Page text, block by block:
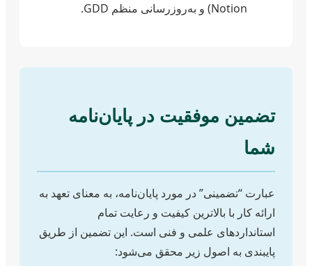
Notion) و به‌روزرسانی منظم GDD.
تضمین موفقیت در پایان‌نامه
شما
عبارت “تضمینی” در مورد پایان‌نامه، به معنای تعهد به
ارائه کار با بالاترین کیفیت و رعایت تمام
استانداردهای علمی و فنی است. این تضمین از طریق
پایبندی به اصول زیر محقق می‌شود: